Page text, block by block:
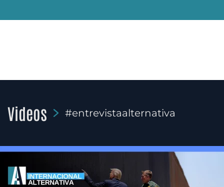
Videos #entrevistaalternativa